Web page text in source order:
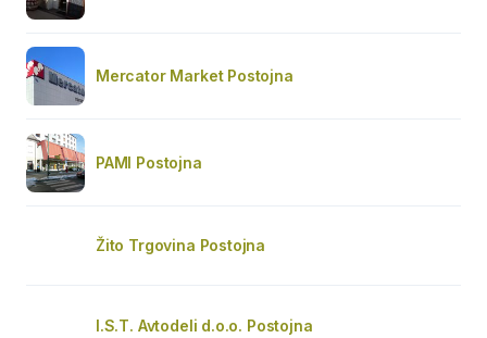
Mercator Market Postojna
PAMI Postojna
Žito Trgovina Postojna
I.S.T. Avtodeli d.o.o. Postojna